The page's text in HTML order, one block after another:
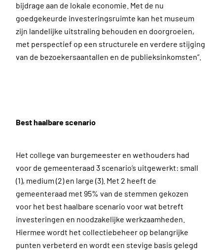
bijdrage aan de lokale economie. Met de nu
goedgekeurde investeringsruimte kan het museum
zijn landelijke uitstraling behouden en doorgroeien,
met perspectief op een structurele en verdere stijging
van de bezoekersaantallen en de publieksinkomsten”.
Best haalbare scenario
Het college van burgemeester en wethouders had
voor de gemeenteraad 3 scenario’s uitgewerkt: small
(1), medium (2) en large (3). Met 2 heeft de
gemeenteraad met 95% van de stemmen gekozen
voor het best haalbare scenario voor wat betreft
investeringen en noodzakelijke werkzaamheden.
Hiermee wordt het collectiebeheer op belangrijke
punten verbeterd en wordt een stevige basis gelegd